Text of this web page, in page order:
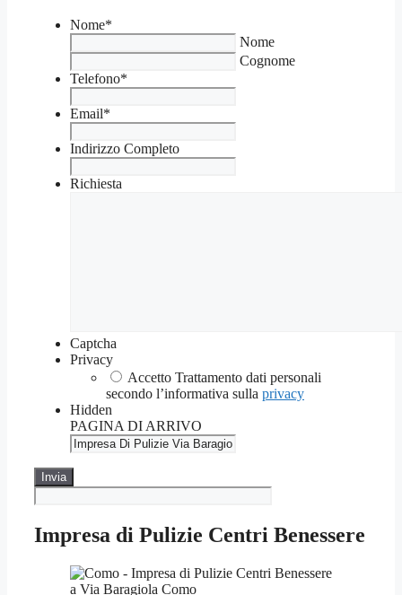
Nome*
Nome
Cognome
Telefono*
Email*
Indirizzo Completo
Richiesta
Captcha
Privacy
Accetto Trattamento dati personali
secondo l’informativa sulla privacy
Hidden
PAGINA DI ARRIVO
Impresa di Pulizie Centri Benessere